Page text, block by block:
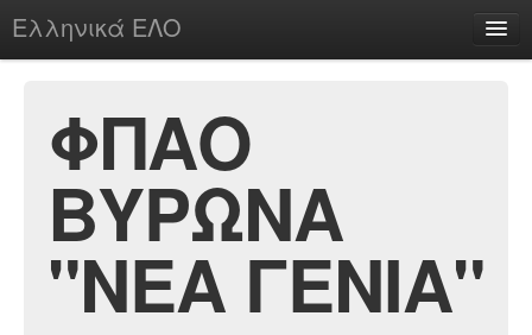
Ελληνικά ΕΛΟ
chesstu.be @ discord
Login
ΦΠΑΟ
ΒΥΡΩΝΑ
"ΝΕΑ ΓΕΝΙΑ"